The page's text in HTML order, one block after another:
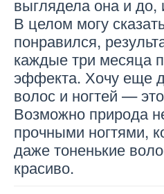
В целом могу
понравился,
каждые три месяца
эффекта. Хочу еще
волос и ногтей —
Возможно природа
прочными ногтями,
даже тоненькие
красиво.